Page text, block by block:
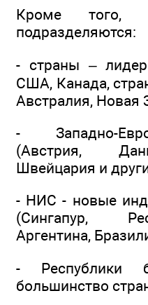
Кроме того,
подразделяются:
- страны –
США, Канада,
Австралия, Новая
- Западно-
(Австрия,
Швейцария и
- НИС - новые
(Сингапур,
Аргентина,
- Республики
большинство